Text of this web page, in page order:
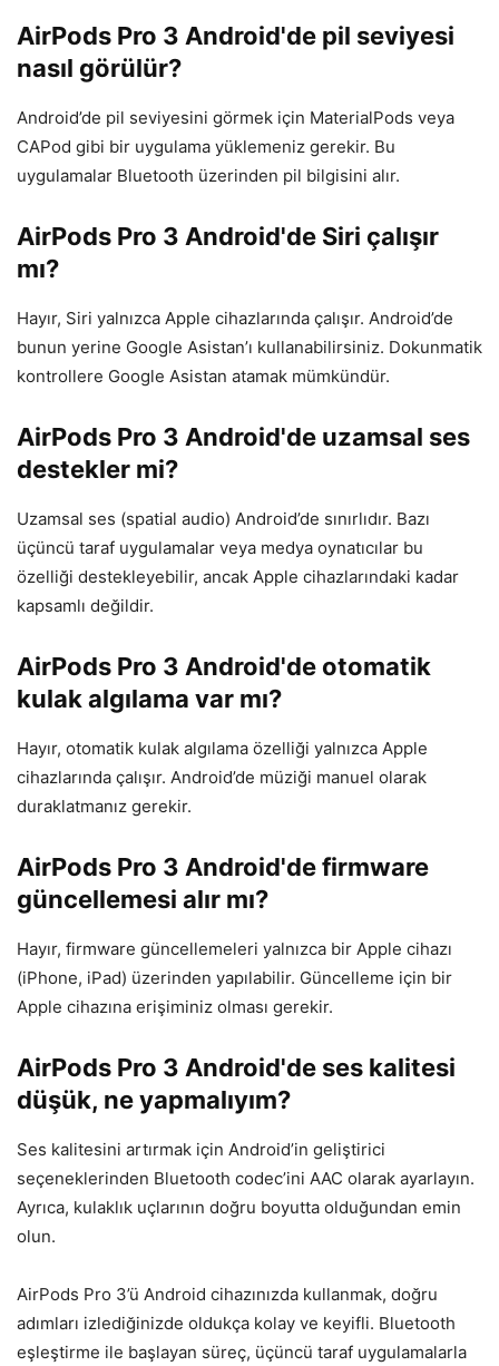
AirPods Pro 3 Android'de pil seviyesi
nasıl görülür?
Android’de pil seviyesini görmek için MaterialPods veya
CAPod gibi bir uygulama yüklemeniz gerekir. Bu
uygulamalar Bluetooth üzerinden pil bilgisini alır.
AirPods Pro 3 Android'de Siri çalışır
mı?
Hayır, Siri yalnızca Apple cihazlarında çalışır. Android’de
bunun yerine Google Asistan’ı kullanabilirsiniz. Dokunmatik
kontrollere Google Asistan atamak mümkündür.
AirPods Pro 3 Android'de uzamsal ses
destekler mi?
Uzamsal ses (spatial audio) Android’de sınırlıdır. Bazı
üçüncü taraf uygulamalar veya medya oynatıcılar bu
özelliği destekleyebilir, ancak Apple cihazlarındaki kadar
kapsamlı değildir.
AirPods Pro 3 Android'de otomatik
kulak algılama var mı?
Hayır, otomatik kulak algılama özelliği yalnızca Apple
cihazlarında çalışır. Android’de müziği manuel olarak
duraklatmanız gerekir.
AirPods Pro 3 Android'de firmware
güncellemesi alır mı?
Hayır, firmware güncellemeleri yalnızca bir Apple cihazı
(iPhone, iPad) üzerinden yapılabilir. Güncelleme için bir
Apple cihazına erişiminiz olması gerekir.
AirPods Pro 3 Android'de ses kalitesi
düşük, ne yapmalıyım?
Ses kalitesini artırmak için Android’in geliştirici
seçeneklerinden Bluetooth codec’ini AAC olarak ayarlayın.
Ayrıca, kulaklık uçlarının doğru boyutta olduğundan emin
olun.
AirPods Pro 3’ü Android cihazınızda kullanmak, doğru
adımları izlediğinizde oldukça kolay ve keyifli. Bluetooth
eşleştirme ile başlayan süreç, üçüncü taraf uygulamalarla